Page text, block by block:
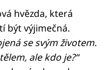
hvězda, která
být výjimečná.
se svým životem.
ale kdo je?“